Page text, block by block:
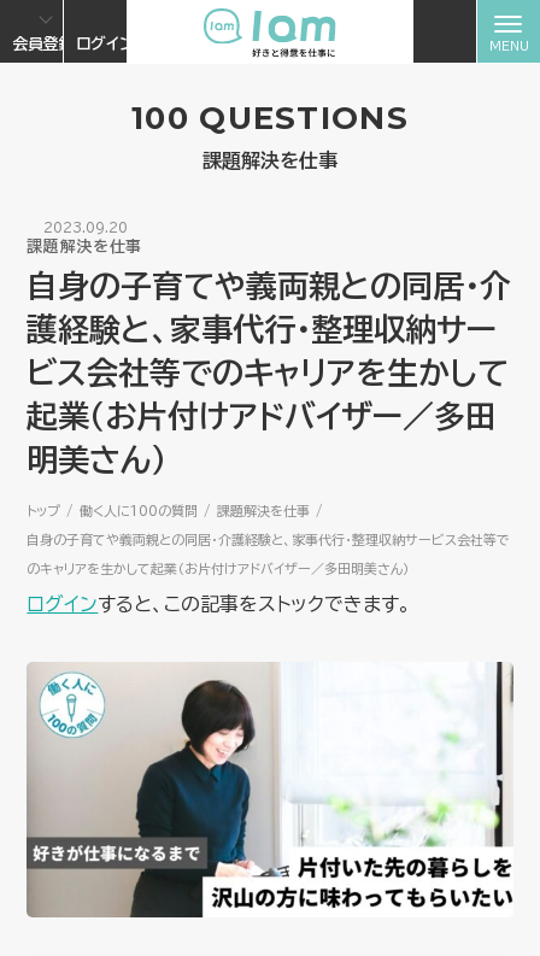
会員登録 ログイン
100 QUESTIONS
課題解決を仕事
2023.09.20
課題解決を仕事
自身の子育てや義両親との同居・介
護経験と、家事代行・整理収納サー
ビス会社等でのキャリアを生かして
起業（お片付けアドバイザー／多田
明美さん）
トップ 働く人に100の質問 課題解決を仕事
自身の子育てや義両親との同居・介護経験と、家事代行・整理収納サービス会社等で
のキャリアを生かして起業（お片付けアドバイザー／多田明美さん）
ログインすると、この記事をストックできます。